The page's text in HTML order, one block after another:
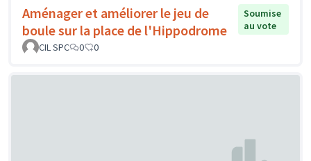
Aménager et améliorer le jeu de
boule sur la place de l'Hippodrome
Soumise
au vote
CIL SPC
0 0